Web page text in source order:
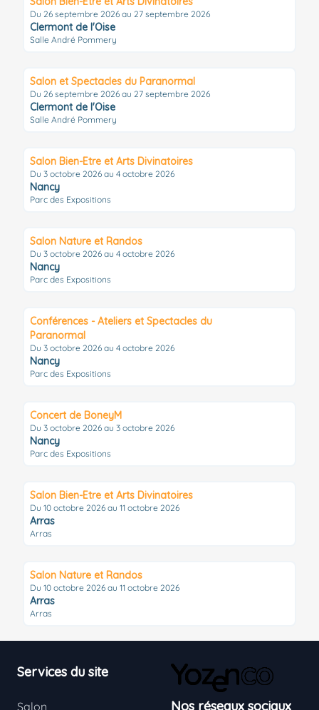
Du 26 septembre 2026 au 27 septembre 2026
Clermont de l'Oise
Salle André Pommery
Salon et Spectacles du Paranormal
Du 26 septembre 2026 au 27 septembre 2026
Clermont de l'Oise
Salle André Pommery
Salon Bien-Etre et Arts Divinatoires
Du 3 octobre 2026 au 4 octobre 2026
Nancy
Parc des Expositions
Salon Nature et Randos
Du 3 octobre 2026 au 4 octobre 2026
Nancy
Parc des Expositions
Conférences - Ateliers et Spectacles du
Paranormal
Du 3 octobre 2026 au 4 octobre 2026
Nancy
Parc des Expositions
Concert de BoneyM
Du 3 octobre 2026 au 3 octobre 2026
Nancy
Parc des Expositions
Salon Bien-Etre et Arts Divinatoires
Du 10 octobre 2026 au 11 octobre 2026
Arras
Arras
Salon Nature et Randos
Du 10 octobre 2026 au 11 octobre 2026
Arras
Arras
Services du site
Salon Nos réseaux sociaux